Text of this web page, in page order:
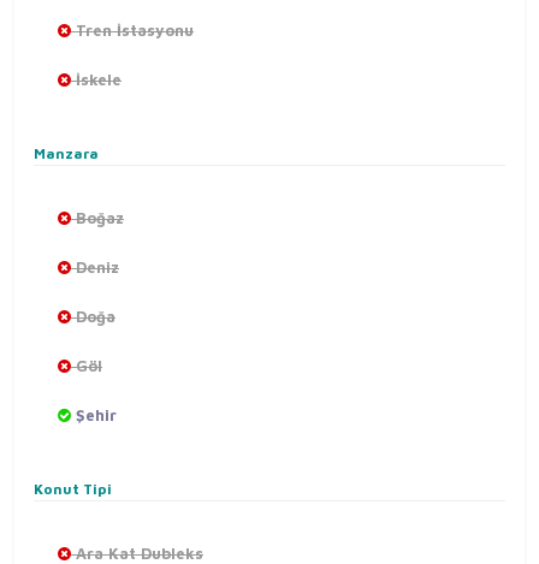
Tren İstasyonu
İskele
Manzara
Boğaz
Deniz
Doğa
Göl
Şehir
Konut Tipi
Ara Kat Dubleks